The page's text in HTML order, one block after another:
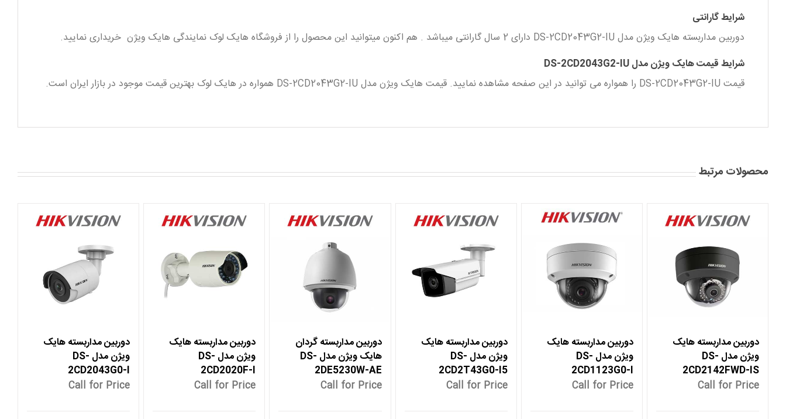
شرایط گارانتی
دوربین مداربسته هایک ویژن مدل DS-2CD2043G2-IU دارای 2 سال گارانتی میباشد . هم اکنون میتوانید این محصول را از فروشگاه هایک لوک نمایندگی هایک ویژن خریداری نمایید.
شرایط قیمت هایک ویژن مدل DS-2CD2043G2-IU
قیمت DS-2CD2043G2-IU را همواره می توانید در این صفحه مشاهده نمایید. قیمت هایک ویژن مدل DS-2CD2043G2-IU همواره در هایک لوک بهترین قیمت موجود در بازار ایران است.
محصولات مرتبط
دوربین مداربسته هایک
ویژن مدل DS-
2CD2142FWD-IS
Call for Price
دوربین مداربسته هایک
ویژن مدل DS-
2CD1123G0-I
Call for Price
دوربین مداربسته هایک
ویژن مدل DS-
2CD2T43G0-I5
Call for Price
دوربین مداربسته گردان
هایک ویژن مدل DS-
2DE5230W-AE
Call for Price
دوربین مداربسته هایک
ویژن مدل DS-
2CD2020F-I
Call for Price
دوربین مداربسته هایک
ویژن مدل DS-
2CD2043G0-I
Call for Price